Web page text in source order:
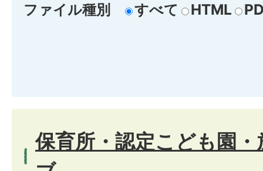
ファイル種別 すべて HTML
保育所・認定こども園